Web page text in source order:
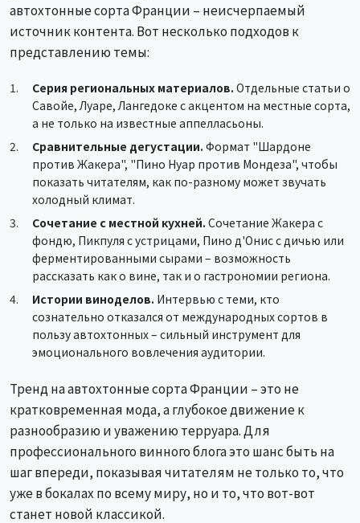
автохтонные сорта Франции – неисчерпаемый
источник контента. Вот несколько подходов к
представлению темы:
Серия региональных материалов. Отдельные статьи о
Савойе, Луаре, Лангедоке с акцентом на местные сорта,
а не только на известные аппелласьоны.
Сравнительные дегустации. Формат "Шардоне
против Жакера", "Пино Нуар против Мондеза", чтобы
показать читателям, как по-разному может звучать
холодный климат.
Сочетание с местной кухней. Сочетание Жакера с
фондю, Пикпуля с устрицами, Пино д'Онис с дичью или
ферментированными сырами – возможность
рассказать как о вине, так и о гастрономии региона.
Истории виноделов. Интервью с теми, кто
сознательно отказался от международных сортов в
пользу автохтонных – сильный инструмент для
эмоционального вовлечения аудитории.
Тренд на автохтонные сорта Франции – это не
кратковременная мода, а глубокое движение к
разнообразию и уважению терруара. Для
профессионального винного блога это шанс быть на
шаг впереди, показывая читателям не только то, что
уже в бокалах по всему миру, но и то, что вот-вот
станет новой классикой.